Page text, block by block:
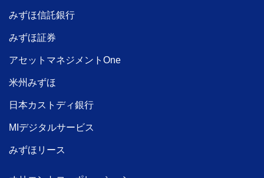
みずほ信託銀行
みずほ証券
アセットマネジメントOne
米州みずほ
日本カストディ銀行
MIデジタルサービス
みずほリース